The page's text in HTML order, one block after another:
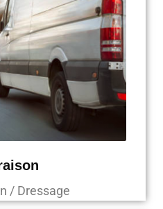
/ Dressage